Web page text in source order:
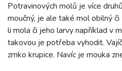
Potravinových molů je více
moučný, je ale také mol obilný
li mola či jeho larvy například v
takovou je potřeba vyhodit.
zrnko krupice. Navíc je mouka